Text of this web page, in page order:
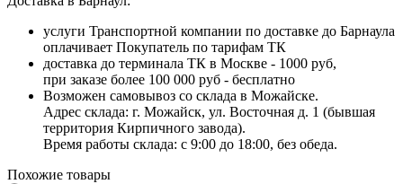
услуги Транспортной компании по доставке до Барнаула
оплачивает Покупатель по тарифам ТК
доставка до терминала ТК в Москве - 1000 руб,
при заказе более 100 000 руб - бесплатно
Возможен самовывоз со склада в Можайске.
Адрес склада: г. Можайск, ул. Восточная д. 1 (бывшая
территория Кирпичного завода).
Время работы склада: с 9:00 до 18:00, без обеда.
Похожие товары